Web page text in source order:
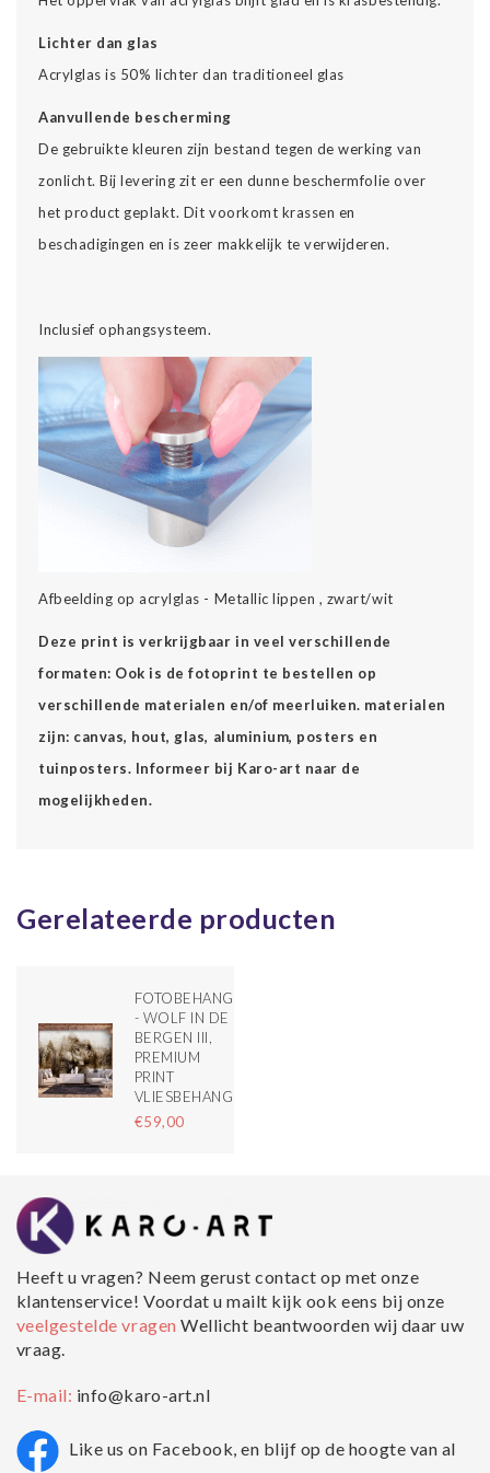
Lichter dan glas
Acrylglas is 50% lichter dan traditioneel glas
Aanvullende bescherming
De gebruikte kleuren zijn bestand tegen de werking van
zonlicht. Bij levering zit er een dunne beschermfolie over
het product geplakt. Dit voorkomt krassen en
beschadigingen en is zeer makkelijk te verwijderen.
Inclusief ophangsysteem.
Afbeelding op acrylglas - Metallic lippen , zwart/wit
Deze print is verkrijgbaar in veel verschillende
formaten: Ook is de fotoprint te bestellen op
verschillende materialen en/of meerluiken. materialen
zijn: canvas, hout, glas, aluminium, posters en
tuinposters. Informeer bij Karo-art naar de
mogelijkheden.
Gerelateerde producten
FOTOBEHANG
- WOLF IN DE
BERGEN III,
PREMIUM
PRINT
VLIESBEHANG
€59,00
Heeft u vragen? Neem gerust contact op met onze
klantenservice! Voordat u mailt kijk ook eens bij onze
veelgestelde vragenWellicht beantwoorden wij daar uw
vraag.
E-mail: info@karo-art.nl
Like us on Facebook, en blijf op de hoogte van al